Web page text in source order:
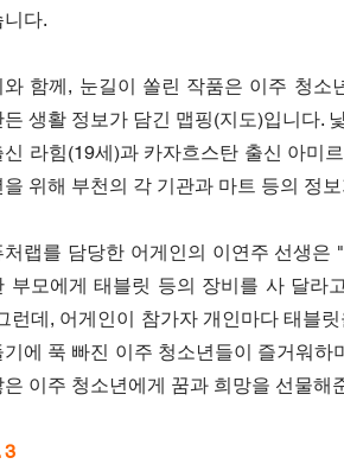
니다.
와 함께, 눈길이 쏠린 작품은 이주 청소
든 생활 정보가 담긴 맵핑(지도)입니다.
신 라힘(19세)과 카자흐스탄 출신 아미
을 위해 부천의 각 기관과 마트 등의 정
처랩를 담당한 어게인의 이연주 선생
부모에게 태블릿 등의 장비를 사 달라
런데, 어게인이 참가자 개인마다 태블
기에 푹 빠진 이주 청소년들이 즐거워
은 이주 청소년에게 꿈과 희망을 선물
3